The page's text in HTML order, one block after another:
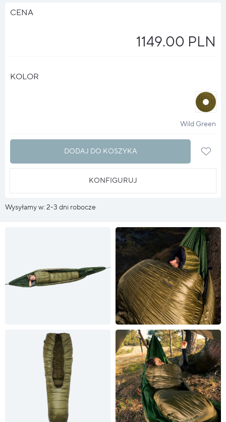
CENA
1149.00 PLN
KOLOR
halo
?
Wild Green
DODAJ DO KOSZYKA
KONFIGURUJ
Wysyłamy w: 2-3 dni robocze